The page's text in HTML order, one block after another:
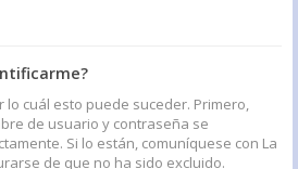
cuál esto puede suceder. Primero,
de usuario y contraseña se
Si lo están, comuníquese con La
de que no ha sido excluido.